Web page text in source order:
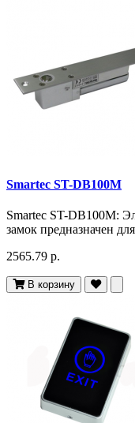
Smartec ST-DB100M
Smartec ST-DB100M:
замок предназначен
2565.79 р.
В корзину